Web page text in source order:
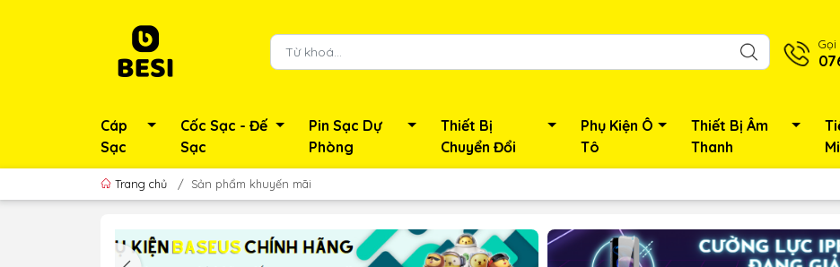
Gọi
Cáp
Sạc
Cốc Sạc - Đế
Sạc
Pin Sạc Dự
Phòng
Thiết Bị
Chuyển Đổi
Phụ Kiện Ô
Tô
Thiết Bị Âm
Thanh
Trang chủ / Sản phẩm khuyến mãi